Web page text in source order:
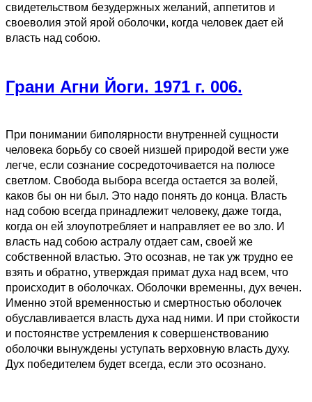
свидетельством безудержных желаний, аппетитов и
своеволия этой ярой оболочки, когда человек дает ей
власть над собою.
Грани Агни Йоги. 1971 г. 006.
При понимании биполярности внутренней сущности
человека борьбу со своей низшей природой вести уже
легче, если сознание сосредоточивается на полюсе
светлом. Свобода выбора всегда остается за волей,
каков бы он ни был. Это надо понять до конца. Власть
над собою всегда принадлежит человеку, даже тогда,
когда он ей злоупотребляет и направляет ее во зло. И
власть над собою астралу отдает сам, своей же
собственной властью. Это осознав, не так уж трудно ее
взять и обратно, утверждая примат духа над всем, что
происходит в оболочках. Оболочки временны, дух вечен.
Именно этой временностью и смертностью оболочек
обуславливается власть духа над ними. И при стойкости
и постоянстве устремления к совершенствованию
оболочки вынуждены уступать верховную власть духу.
Дух победителем будет всегда, если это осознано.